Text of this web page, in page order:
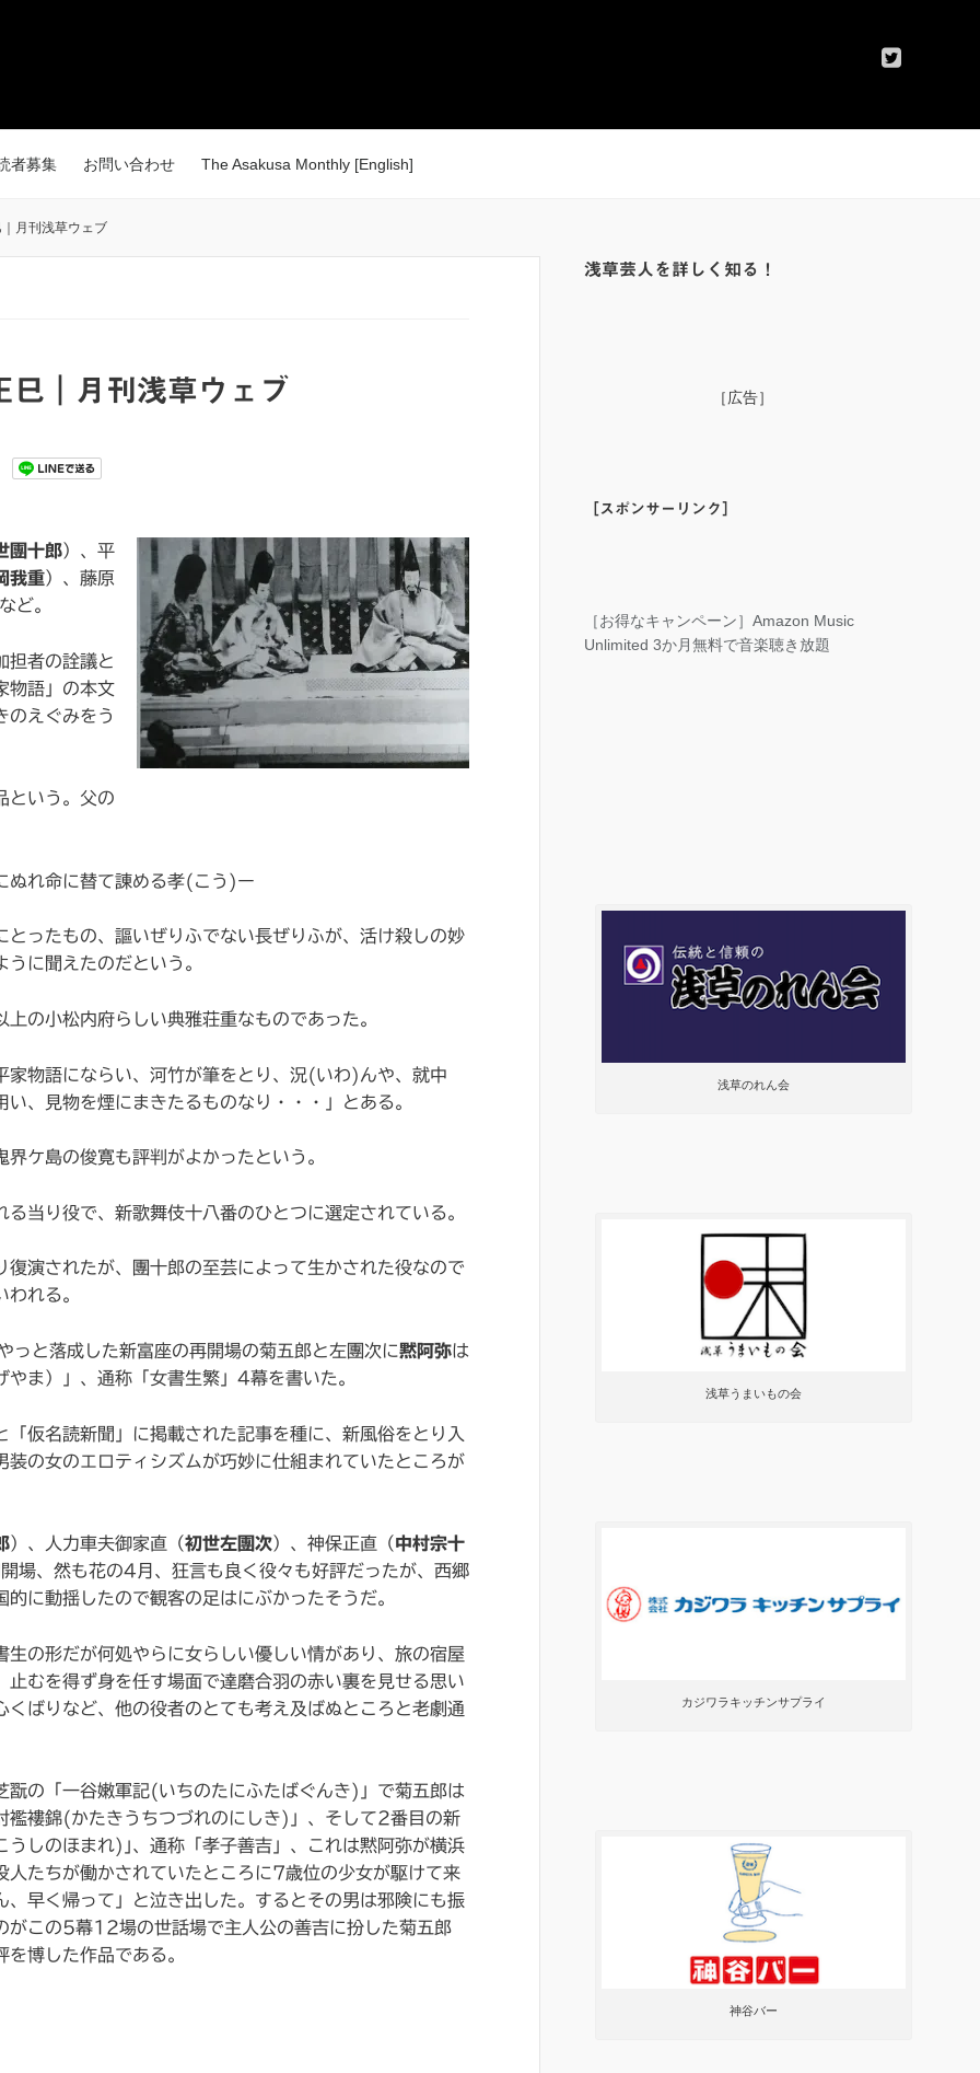
者募集 お問い合わせ The Asakusa Monthly [English]
月刊浅草ウェブ
巳｜月刊浅草ウェブ
團十郎）、平
我重）、藤原
ど。
担者の詮議と
物語」の本文
のえぐみをう
という。父の
ぬれ命に替て諌める孝(こう)ー
とったもの、謳いぜりふでない長ぜりふが、活け殺しの妙
に聞えたのだという。
の小松内府らしい典雅荘重なものであった。
家物語にならい、河竹が筆をとり、況(いわ)んや、就中
、見物を煙にまきたるものなり・・・」とある。
ケ島の俊寛も評判がよかったという。
当り役で、新歌舞伎十八番のひとつに選定されている。
復演されたが、團十郎の至芸によって生かされた役なので
れる。
と落成した新富座の再開場の菊五郎と左團次に黙阿弥は
やま）」、通称「女書生繁」4幕を書いた。
仮名読新聞」に掲載された記事を種に、新風俗をとり入
の女のエロティシズムが巧妙に仕組まれていたところが
）、人力車夫御家直（初世左團次）、神保正直（中村宗十
場、然も花の4月、狂言も良く役々も好評だったが、西郷
に動揺したので観客の足はにぶかったそうだ。
生の形だが何処やらに女らしい優しい情があり、旅の宿屋
むを得ず身を任す場面で達磨合羽の赤い裏を見せる思い
ばりなど、他の役者のとても考え及ばぬところと老劇通
の「一谷嫩軍記(いちのたにふたばぐんき)」で菊五郎は
襤褸錦(かたきうちつづれのにしき)」、そして2番目の新
しのほまれ)｣、通称「孝子善吉」、これは黙阿弥が横浜
人たちが働かされていたところに7歳位の少女が駆けて来
早く帰って」と泣き出した。するとその男は邪険にも振
がこの5幕12場の世話場で主人公の善吉に扮した菊五郎
博した作品である。
浅草芸人を詳しく知る！
［広告］
［スポンサーリンク］
［お得なキャンペーン］Amazon Music
Unlimited 3か月無料で音楽聴き放題
浅草のれん会
浅草うまいもの会
カジワラキッチンサプライ
神谷バー